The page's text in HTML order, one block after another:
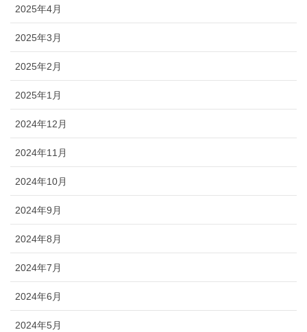
2025年4月
2025年3月
2025年2月
2025年1月
2024年12月
2024年11月
2024年10月
2024年9月
2024年8月
2024年7月
2024年6月
2024年5月